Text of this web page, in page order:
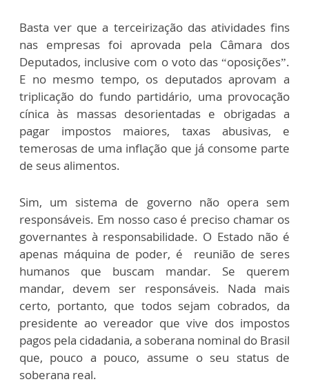
Basta ver que a terceirização das atividades fins
nas empresas foi aprovada pela Câmara dos
Deputados, inclusive com o voto das “oposições”.
E no mesmo tempo, os deputados aprovam a
triplicação do fundo partidário, uma provocação
cínica às massas desorientadas e obrigadas a
pagar impostos maiores, taxas abusivas, e
temerosas de uma inflação que já consome parte
de seus alimentos.
Sim, um sistema de governo não opera sem
responsáveis. Em nosso caso é preciso chamar os
governantes à responsabilidade. O Estado não é
apenas máquina de poder, é reunião de seres
humanos que buscam mandar. Se querem
mandar, devem ser responsáveis. Nada mais
certo, portanto, que todos sejam cobrados, da
presidente ao vereador que vive dos impostos
pagos pela cidadania, a soberana nominal do Brasil
que, pouco a pouco, assume o seu status de
soberana real.